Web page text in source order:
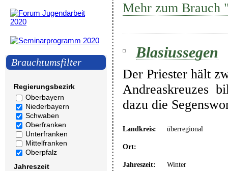
Brauchtumsfilter
Regierungsbezirk
Oberbayern
Niederbayern
Schwaben
Oberfranken
Unterfranken
Mittelfranken
Oberpfalz
Jahreszeit
Mehr zum
Blasiussegen
Der Priester hält
Andreaskreuzes
dazu die
Landkreis: überregional
Ort:
Jahreszeit: Winter